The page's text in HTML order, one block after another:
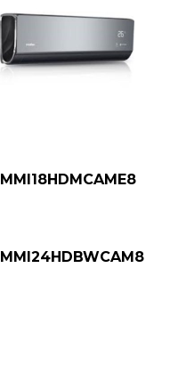
MMI18HDMCAME8
MMI24HDBWCAM8